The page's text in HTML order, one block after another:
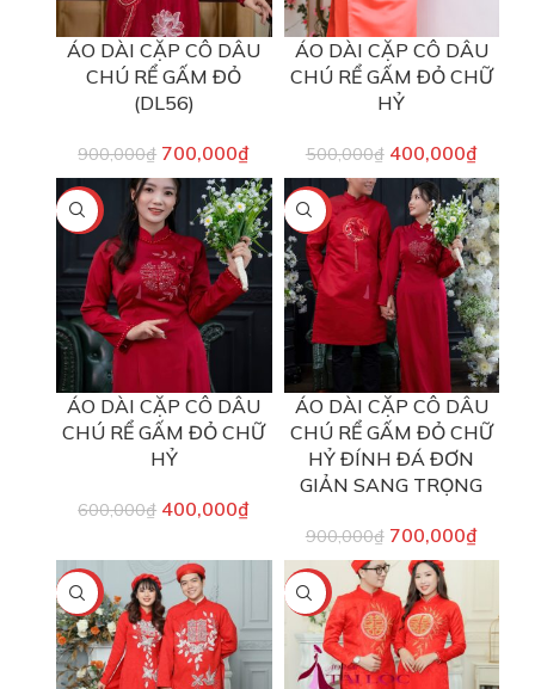
ÁO DÀI CẶP CÔ DÂU
CHÚ RỂ GẤM ĐỎ
(DL56)
900,000₫ 700,000₫
ÁO DÀI CẶP CÔ DÂU
CHÚ RỂ GẤM ĐỎ CHỮ
HỶ
500,000₫ 400,000₫
-33%
ÁO DÀI CẶP CÔ DÂU
CHÚ RỂ GẤM ĐỎ CHỮ
HỶ
600,000₫ 400,000₫
-22%
ÁO DÀI CẶP CÔ DÂU
CHÚ RỂ GẤM ĐỎ CHỮ
HỶ ĐÍNH ĐÁ ĐƠN
GIẢN SANG TRỌNG
900,000₫ 700,000₫
-22% -22%